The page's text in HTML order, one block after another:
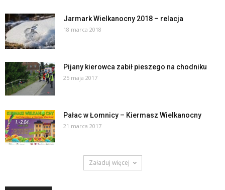
Jarmark Wielkanocny 2018 – relacja
18 marca 2018
Pijany kierowca zabił pieszego na chodniku
25 maja 2017
Pałac w Łomnicy – Kiermasz Wielkanocny
21 marca 2017
Załaduj więcej